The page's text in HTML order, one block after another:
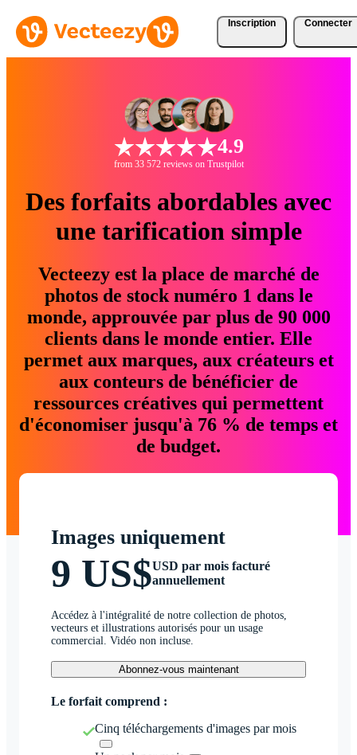
Inscription Connecter
4.9
from 33 572 reviews on Trustpilot
Des forfaits abordables avec
une tarification simple
Vecteezy est la place de marché de
photos de stock numéro 1 dans le
monde, approuvée par plus de 90 000
clients dans le monde entier. Elle
permet aux marques, aux créateurs et
aux conteurs de bénéficier de
ressources créatives qui permettent
d'économiser jusqu'à 76 % de temps et
de budget.
Images uniquement
9 US$USD par mois facturé
annuellement
Accédez à l'intégralité de notre collection de photos,
vecteurs et illustrations autorisés pour un usage
commercial. Vidéo non incluse.
Abonnez-vous maintenant
Le forfait comprend :
Cinq téléchargements d'images par mois